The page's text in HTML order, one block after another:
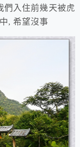
們入住前幾天被虎
, 希望沒事